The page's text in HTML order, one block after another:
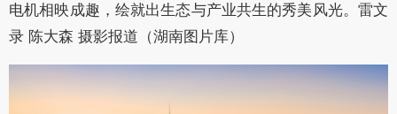
电机相映成趣，绘就出生态与产业共生的秀美风光。雷文
录 陈大森 摄影报道（湖南图片库）